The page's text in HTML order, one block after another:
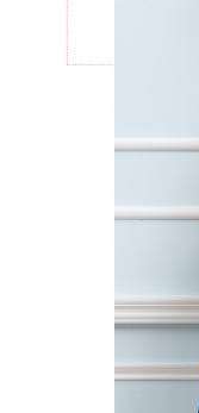
４．使用「AFTEE先享後
時審查核予不同之上限額
請求用戶進行身份認證。
５．嚴禁一人註冊多個帳
恩沛科技股份有限公司將